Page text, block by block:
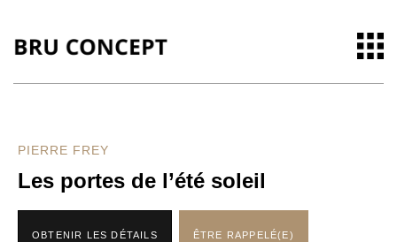
PIERRE FREY
Les portes de l’été soleil
OBTENIR LES DÉTAILS ÊTRE RAPPELÉ(E)